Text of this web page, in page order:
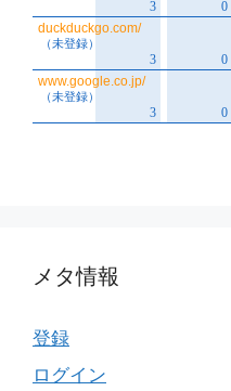
メタ情報
登録
ログイン